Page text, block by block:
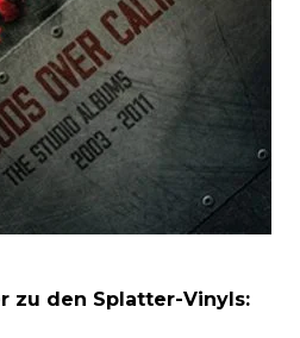
zu den Splatter-Vinyls: